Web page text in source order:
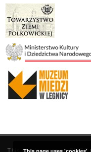
This service runs on